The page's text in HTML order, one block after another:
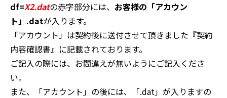
df=X2.datの赤字部分には、 お客様の「アカウン
ト」.datが入ります。
「アカウント」は契約後に送付させて頂きました『契約
内容確認書』に記載されております。
ご記入の際には、お間違えが無いようにご記入くださ
い。
また、「アカウント」の後には、「.dat」が入りますの